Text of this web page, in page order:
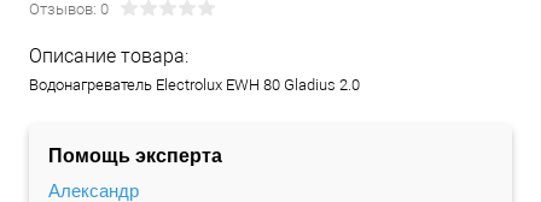
Отзывов: 0
Описание товара:
Водонагреватель Electrolux EWH 80 Gladius 2.0
Помощь эксперта
Александр